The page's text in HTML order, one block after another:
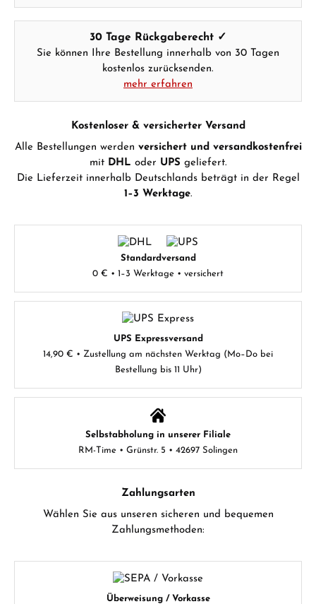
30 Tage Rückgaberecht ✓
Sie können Ihre Bestellung innerhalb von 30 Tagen
kostenlos zurücksenden.
mehr erfahren
Kostenloser & versicherter Versand
Alle Bestellungen werden versichert und versandkostenfrei
mit DHL oder UPS geliefert.
Die Lieferzeit innerhalb Deutschlands beträgt in der Regel
1–3 Werktage.
Standardversand
0 € • 1–3 Werktage • versichert
UPS Expressversand
14,90 € • Zustellung am nächsten Werktag (Mo–Do bei
Bestellung bis 11 Uhr)
Selbstabholung in unserer Filiale
RM-Time • Grünstr. 5 • 42697 Solingen
Zahlungsarten
Wählen Sie aus unseren sicheren und bequemen
Zahlungsmethoden:
Überweisung / Vorkasse